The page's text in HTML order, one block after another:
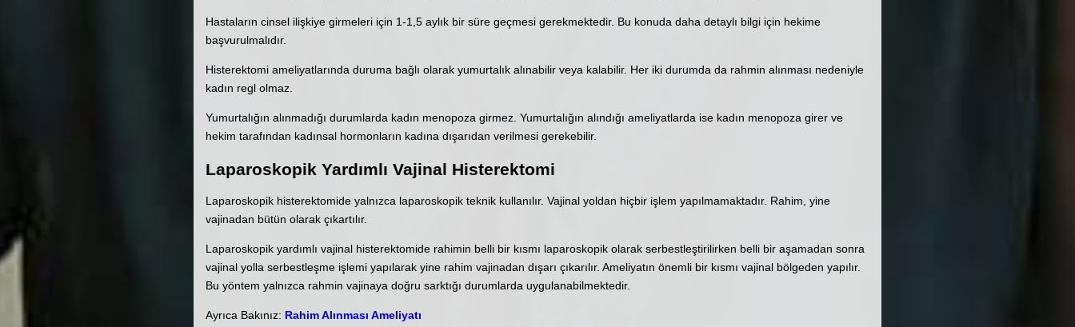
Hastaların cinsel ilişkiye girmeleri için 1-1,5 aylık bir süre geçmesi gerekmektedir. Bu konuda daha detaylı bilgi için hekime
başvurulmalıdır.
Histerektomi ameliyatlarında duruma bağlı olarak yumurtalık alınabilir veya kalabilir. Her iki durumda da rahmin alınması nedeniyle
kadın regl olmaz.
Yumurtalığın alınmadığı durumlarda kadın menopoza girmez. Yumurtalığın alındığı ameliyatlarda ise kadın menopoza girer ve
hekim tarafından kadınsal hormonların kadına dışarıdan verilmesi gerekebilir.
Laparoskopik Yardımlı Vajinal Histerektomi
Laparoskopik histerektomide yalnızca laparoskopik teknik kullanılır. Vajinal yoldan hiçbir işlem yapılmamaktadır. Rahim, yine
vajinadan bütün olarak çıkartılır.
Laparoskopik yardımlı vajinal histerektomide rahimin belli bir kısmı laparoskopik olarak serbestleştirilirken belli bir aşamadan sonra
vajinal yolla serbestleşme işlemi yapılarak yine rahim vajinadan dışarı çıkarılır. Ameliyatın önemli bir kısmı vajinal bölgeden yapılır.
Bu yöntem yalnızca rahmin vajinaya doğru sarktığı durumlarda uygulanabilmektedir.
Ayrıca Bakınız: Rahim Alınması Ameliyatı